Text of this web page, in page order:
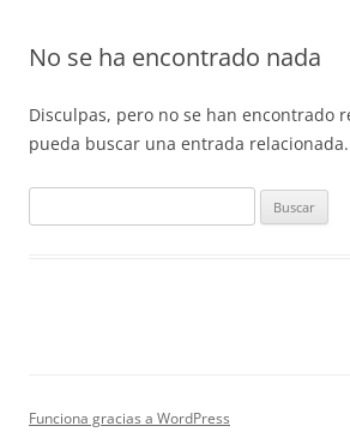
No se ha encontrado nada
Disculpas, pero no se han encontrado
pueda buscar una entrada relacionada.
Funciona gracias a WordPress